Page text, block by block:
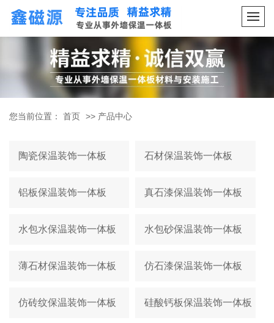
您当前位置： 首页 >> 产品中心
陶瓷保温装饰一体板 石材保温装饰一体板
铝板保温装饰一体板 真石漆保温装饰一体板
水包水保温装饰一体板 水包砂保温装饰一体板
薄石材保温装饰一体板 仿石漆保温装饰一体板
仿砖纹保温装饰一体板 硅酸钙板保温装饰一体板